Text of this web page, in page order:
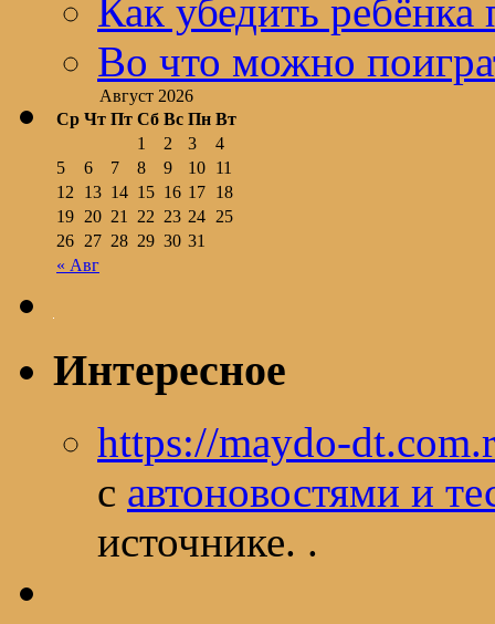
Как убедить ребёнка
Во что можно
Август 2026
Ср Чт Пт Сб Вс Пн Вт
« Авг
1 2 3
4
5
6 7 8 9 10 11
12
13 14 15 16 17 18
19 20 21 22 23 24 25
26 27 28 29 30 31
Интересное
https://maydo-
с автоновостями и
источнике. .